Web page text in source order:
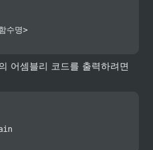
수명>
어셈블리 코드를 출력하려면